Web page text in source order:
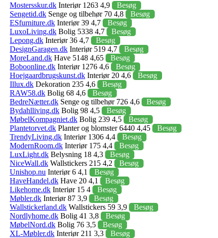
Mostersskur.dk Interiør 1263 4,9
Besøg
Sengetid.dk Senge og tilbehør 70 4,8
Besøg
ESfurniture.dk Interiør 39 4,7
Besøg
LuxoLiving.dk Bolig 5338 4,7
Besøg
Lepong.dk Interiør 36 4,7
Besøg
DesignGaragen.dk Interiør 519 4,7
Besøg
MoreLand.dk Have 5148 4,65
Besøg
Boboonline.dk Interiør 1276 4,6
Besøg
Hoejgaardbrugskunst.dk Interiør 20 4,6
Besøg
Illux.dk Dekoration 235 4,6
Besøg
RAW58.dk Bolig 68 4,6
Besøg
BedreNætter.dk Senge og tilbehør 726 4,6
Besøg
Bydahlliving.dk Bolig 98 4,5
Besøg
MøbelKompagniet.dk Bolig 239 4,5
Besøg
Plantetorvet.dk Planter og blomster 6440 4,45
Besøg
TrendyLiving.dk Interiør 1306 4,4
Besøg
ModernRoom.dk Interiør 175 4,4
Besøg
LuxLight.dk Belysning 18 4,3
Besøg
NiceWall.dk Wallstickers 215 4,2
Besøg
Unishop.nu Interiør 6 4,1
Besøg
HaveHandel.dk Have 20 4,1
Besøg
Likehome.dk Interiør 15 4
Besøg
Møbler.dk Interiør 87 3,9
Besøg
Wallstickerland.dk Wallstickers 59 3,9
Besøg
Nordlyhome.dk Bolig 41 3,8
Besøg
MøbelNord.dk Bolig 76 3,5
Besøg
XL-Møbler.dk Interiør 211 3,3
Besøg